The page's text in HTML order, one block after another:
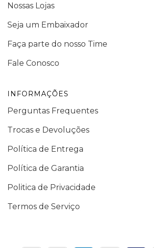
Nossas Lojas
Seja um Embaixador
Faça parte do nosso Time
Fale Conosco
INFORMAÇÕES
Perguntas Frequentes
Trocas e Devoluções
Política de Entrega
Política de Garantia
Politica de Privacidade
Termos de Serviço